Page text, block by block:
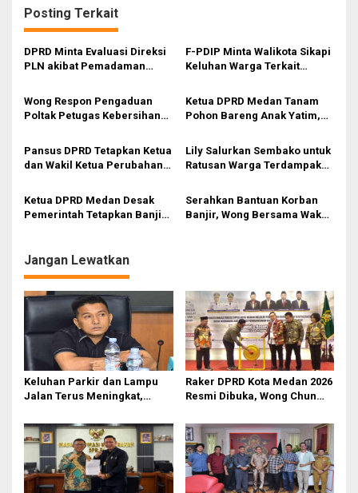
a
s
i
o
Posting Terkait
DPRD Minta Evaluasi Direksi
PLN akibat Pemadaman
F-PDIP Minta Walikota Sikapi
Keluhan Warga Terkait
Wong Respon Pengaduan
Poltak Petugas Kebersihan
Ketua DPRD Medan Tanam
Pohon Bareng Anak Yatim,
Pansus DPRD Tetapkan Ketua
dan Wakil Ketua Perubahan
Lily Salurkan Sembako untuk
Ratusan Warga Terdampak
Ketua DPRD Medan Desak
Pemerintah Tetapkan Banjir-
Serahkan Bantuan Korban
Banjir, Wong Bersama Waka
Jangan Lewatkan
Keluhan Parkir dan Lampu
Jalan Terus Meningkat,
Waas Audit Dishub Medan
Raker DPRD Kota Medan 2026
Resmi Dibuka, Wong Chun
Digital